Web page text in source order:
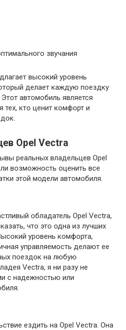
звучания
высокий уровень
делает каждую поездку
автомобиль является
кто ценит комфорт и
Opel Vectra
реальных владельцев Opel
возможность оценить все
этой модели автомобиля.
обладатель Opel Vectra,
что это одна из лучших
уровень комфорта,
управляемость делают ее
поездок на любую
Vectra, я ни разу не
с надежностью или
ездить на Opel Vectra. Она